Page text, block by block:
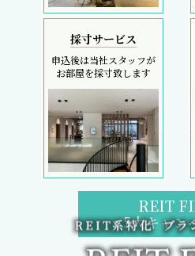
採寸サービス
申込後は当社スタッフが
お部屋を採寸致します
REIT
5大キャン